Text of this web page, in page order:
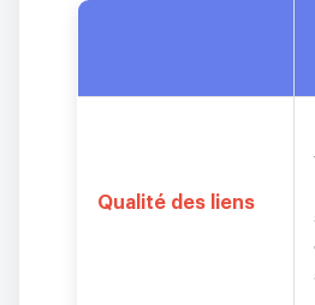
Qualité des liens